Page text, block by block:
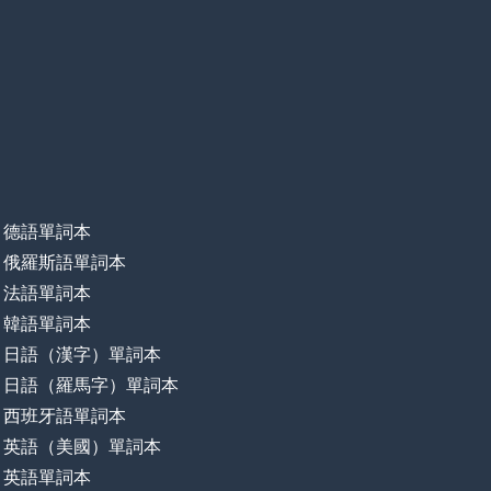
德語單詞本
俄羅斯語單詞本
法語單詞本
韓語單詞本
日語（漢字）單詞本
日語（羅馬字）單詞本
西班牙語單詞本
英語（美國）單詞本
英語單詞本